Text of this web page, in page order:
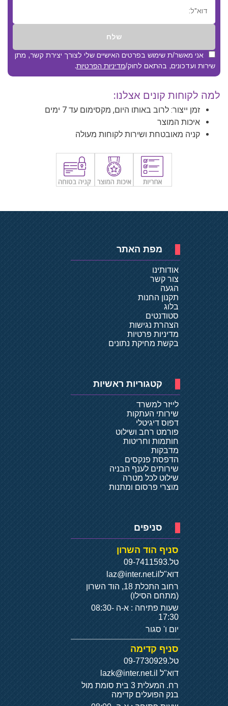
שלח
אני מאשר/ת שימוש בפרטים האישיים שלי לצורך יצירת קשר, מתן
שירות ועדכונים, בהתאם לחוק/מדיניות הפרטיות.
למה לקוחות קונים אצלנו:
זמן ייצור: לרוב באותו היום, מקסימום עד 7 ימים
איכות המוצר
קניה מאובטחת ושירות לקוחות מעולה
מפת האתר
אודותינו
צור קשר
הגעה
תקנון החנות
בלוג
סטודנטים
הצהרת נגישות
מדיניות פרטיות
בקשת מחיקת נתונים
קטגוריות ראשיות
לייזר למשרד
שירותי העתקות
דפוס דיגיטלי
פורמט רחב ושילוט
חותמות וחריטות
מדבקות
הדפסת פנקסים
שירותים לענף הבניה
שילוט לכל מטרה
מוצרי פרסום ומתנות
סניפים
סניף הוד השרון
טל.09-7411593
דוא"ל laz@inter.net.il
רחוב התכלת 18, הוד השרון
(מתחם הסילו)
שעות פתיחה : א-ה 08:30-
17:30
יום ו' סגור
סניף קדימה
טל.09-7730929
דוא"ל
רח. המעלית 3 בית סומת מול
בנק הפועלים קדימה